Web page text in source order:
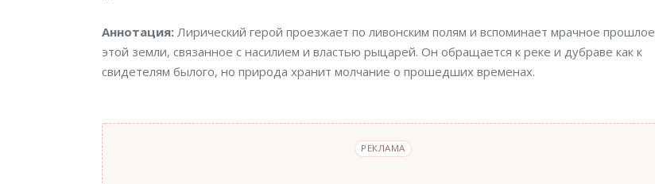
Аннотация
Аннотация: Лирический герой проезжает по ливонским полям и вспоминает мрачное прошлое
этой земли, связанное с насилием и властью рыцарей. Он обращается к реке и дубраве как к
свидетелям былого, но природа хранит молчание о прошедших временах.
РЕКЛАМА